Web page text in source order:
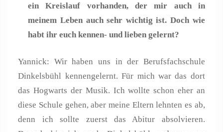
ein Kreislauf vorhanden, der mir auch in
meinem Leben auch sehr wichtig ist. Doch wie
habt ihr euch kennen- und lieben gelernt?
Yannick: Wir haben uns in der Berufsfachschule
Dinkelsbühl kennengelernt. Für mich war das dort
das Hogwarts der Musik. Ich wollte schon eher an
diese Schule gehen, aber meine Eltern lehnten es ab,
denn ich sollte zuerst das Abitur absolvieren.